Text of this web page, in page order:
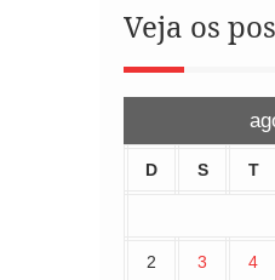
Veja os
D S T
2 3 4